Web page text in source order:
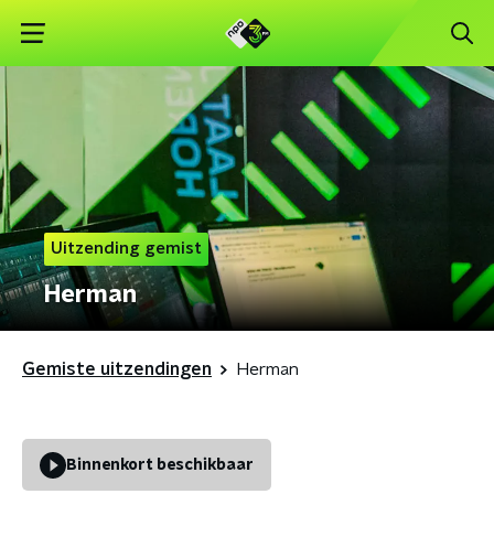
Uitzending gemist
Herman
Gemiste uitzendingen Herman
Binnenkort beschikbaar